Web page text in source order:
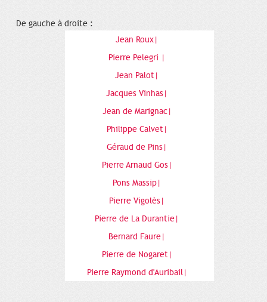
De gauche à droite :
Jean Roux|
Pierre Pelegri |
Jean Palot|
Jacques Vinhas|
Jean de Marignac|
Philippe Calvet|
Géraud de Pins|
Pierre Arnaud Gos|
Pons Massip|
Pierre Vigolès|
Pierre de La Durantie|
Bernard Faure|
Pierre de Nogaret|
Pierre Raymond d'Auribail|